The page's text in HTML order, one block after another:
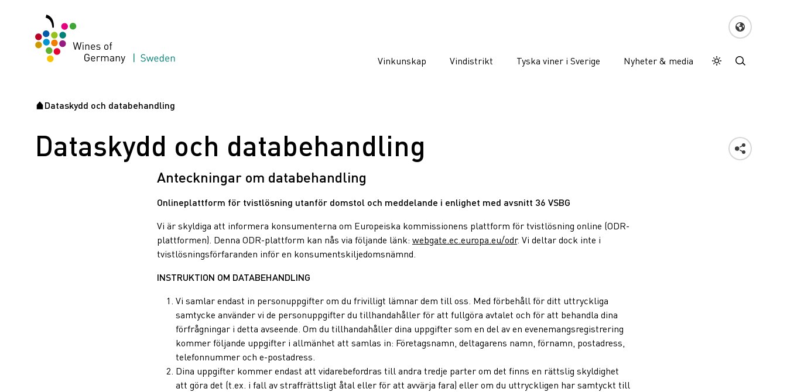
Vinkunskap Vindistrikt Tyska viner i Sverige Nyheter & media Dagläge
Darkmode
Startsida
Dataskydd och databehandling
Dataskydd och databehandling
Anteckningar om databehandling
Onlineplattform för tvistlösning utanför domstol och meddelande i enlighet med avsnitt 36 VSBG
Vi är skyldiga att informera konsumenterna om Europeiska kommissionens plattform för tvistlösning online (ODR-
plattformen). Denna ODR-plattform kan nås via följande länk: webgate.ec.europa.eu/odr. Vi deltar dock inte i
tvistlösningsförfaranden inför en konsumentskiljedomsnämnd.
INSTRUKTION OM DATABEHANDLING
Vi samlar endast in personuppgifter om du frivilligt lämnar dem till oss. Med förbehåll för ditt uttryckliga
samtycke använder vi de personuppgifter du tillhandahåller för att fullgöra avtalet och för att behandla dina
förfrågningar i detta avseende. Om du tillhandahåller dina uppgifter som en del av en evenemangsregistrering
kommer följande uppgifter i allmänhet att samlas in: Företagsnamn, deltagarens namn, förnamn, postadress,
telefonnummer och e-postadress.
Dina uppgifter kommer endast att vidarebefordras till andra tredje parter om det finns en rättslig skyldighet
att göra det (t.ex. i fall av straffrättsligt åtal eller för att avvärja fara) eller om du uttryckligen har samtyckt till